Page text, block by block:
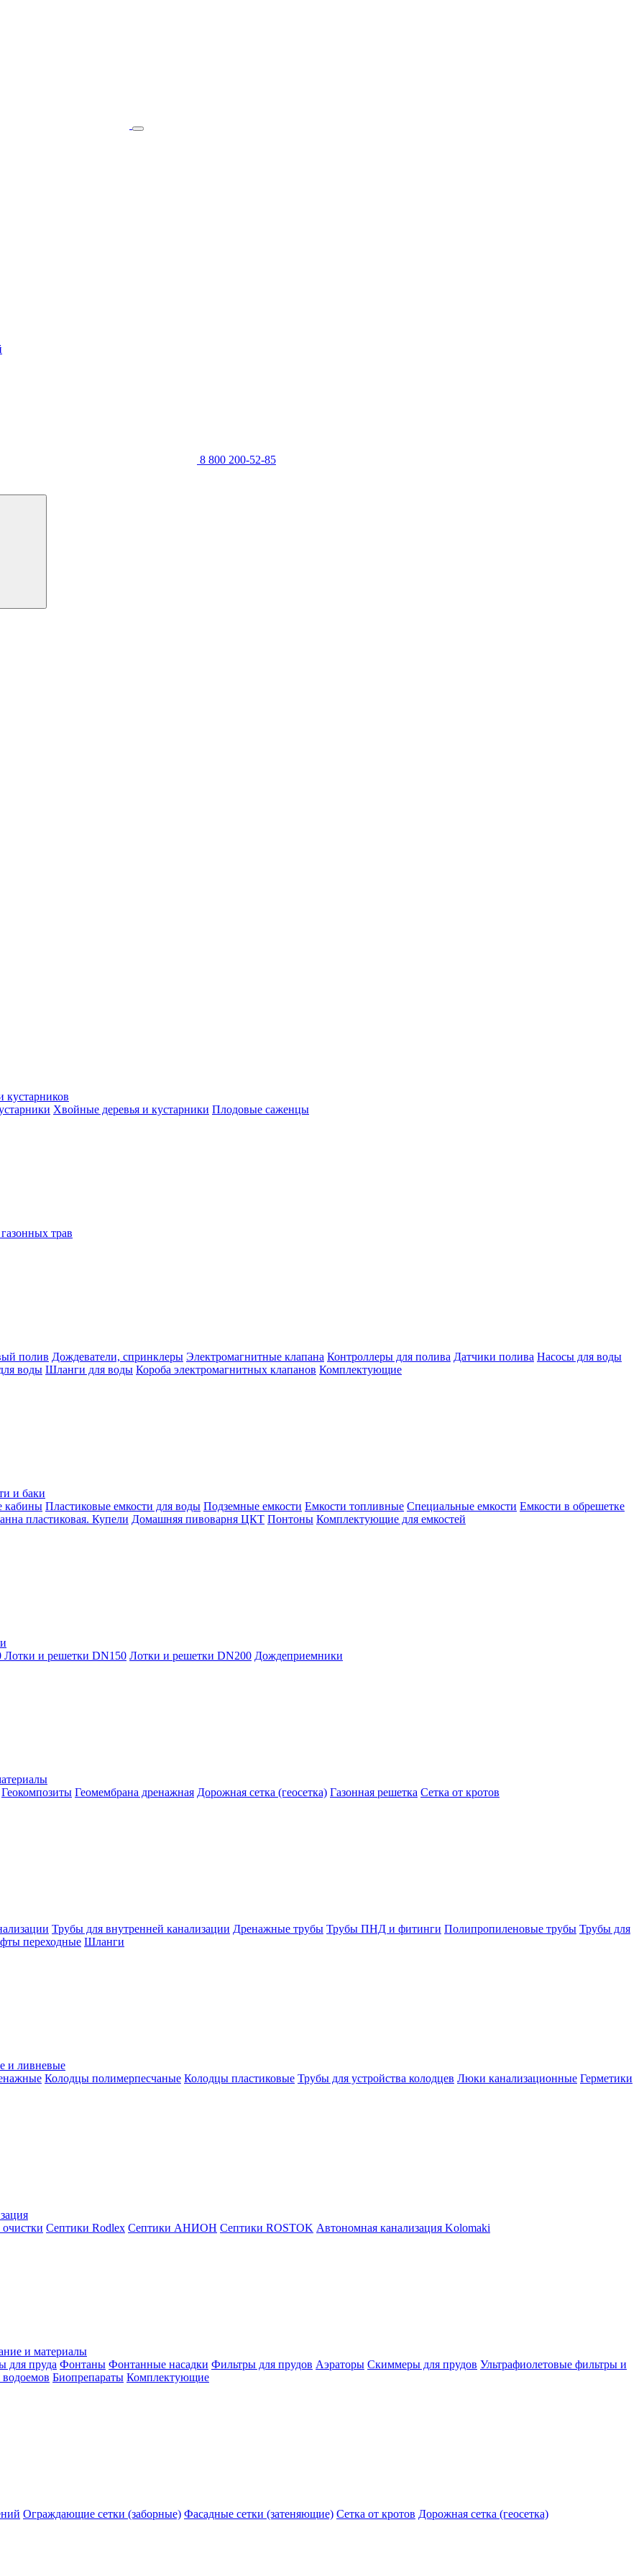
8 800 200-52-85
кустарников
Хвойные деревья и кустарники Плодовые саженцы
трав
полив Дождеватели, спринклеры Электромагнитные клапана Контроллеры для полива Датчики полива Насосы для воды
воды Шланги для воды Короба электромагнитных клапанов Комплектующие
и баки
кабины Пластиковые емкости для воды Подземные емкости Емкости топливные Специальные емкости Емкости в обрешетке
пластиковая. Купели Домашняя пивоварня ЦКТ Понтоны Комплектующие для емкостей
Лотки и решетки DN150 Лотки и решетки DN200 Дождеприемники
Геокомпозиты Геомембрана дренажная Дорожная сетка (геосетка) Газонная решетка Сетка от кротов
Трубы для внутренней канализации Дренажные трубы Трубы ПНД и фитинги Полипропиленовые трубы Трубы для
переходные Шланги
и ливневые
Колодцы полимерпесчаные Колодцы пластиковые Трубы для устройства колодцев Люки канализационные Герметики
Септики Rodlex Септики АНИОН Септики ROSTOK Автономная канализация Kolomaki
и материалы
для пруда Фонтаны Фонтанные насадки Фильтры для прудов Аэраторы Скиммеры для прудов Ультрафиолетовые фильтры и
Биопрепараты Комплектующие
Ограждающие сетки (заборные) Фасадные сетки (затеняющие) Сетка от кротов Дорожная сетка (геосетка)